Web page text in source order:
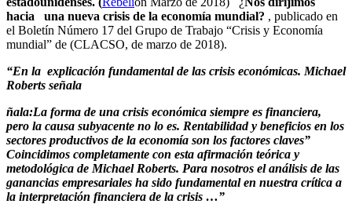
hacia una nueva crisis de la economía mundial? , publicado en
el Boletín Número 17 del Grupo de Trabajo “Crisis y Economía
mundial” de (CLACSO, de marzo de 2018).
“En la explicación fundamental de las crisis económicas. Michael
Roberts señala
ñala:La forma de una crisis económica siempre es financiera,
pero la causa subyacente no lo es. Rentabilidad y beneficios en los
sectores productivos de la economía son los factores claves”
Coincidimos completamente con esta afirmación teórica y
metodológica de Michael Roberts. Para nosotros el análisis de las
ganancias empresariales ha sido fundamental en nuestra crítica a
la interpretación financiera de la crisis …”